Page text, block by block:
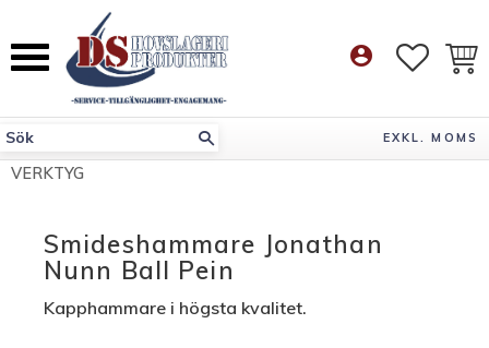
Meny account_circle
EXKL. MOMS
VERKTYG
Smideshammare Jonathan
Nunn Ball Pein
Kapphammare i högsta kvalitet.